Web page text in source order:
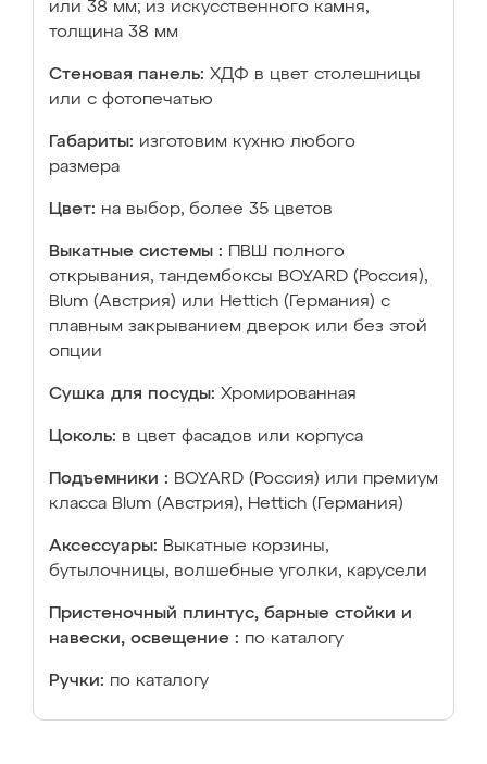
или 38 мм; из искусственного камня,
толщина 38 мм
Стеновая панель: ХДФ в цвет столешницы
или с фотопечатью
Габариты: изготовим кухню любого
размера
Цвет: на выбор, более 35 цветов
Выкатные системы :
ПВШ полного
открывания, тандембоксы BOYARD (Россия),
Blum (Австрия) или Hettich (Германия) с
плавным закрыванием дверок или без этой
опции
Сушка для посуды: Хромированная
Цоколь: в цвет фасадов или корпуса
Подъемники : BOYARD (Россия) или премиум
класса Blum (Австрия), Hettich (Германия)
Аксессуары: Выкатные корзины,
бутылочницы, волшебные уголки, карусели
Пристеночный плинтус, барные стойки и
навески, освещение : по каталогу
Ручки: по каталогу